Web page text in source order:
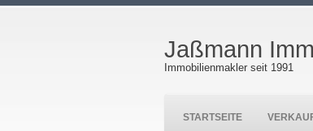
Jaßmann
Immobilienmakler seit 1991
STARTSEITE